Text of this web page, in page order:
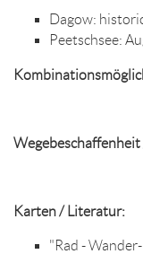
Dagow:
Peetschsee:
Karten / Literatur:
"Rad -